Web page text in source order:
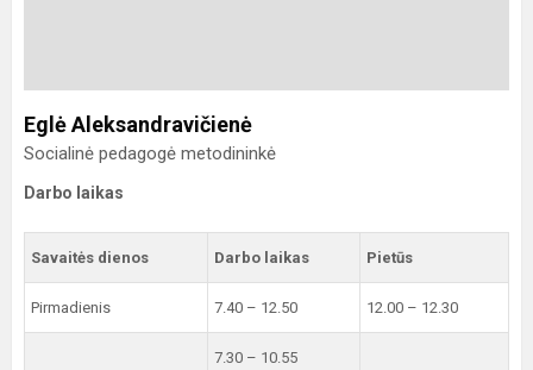
Eglė Aleksandravičienė
Socialinė pedagogė metodininkė
Darbo laikas
Savaitės dienos Darbo laikas Pietūs
Pirmadienis 7.40 – 12.50 12.00 – 12.30
7.30 – 10.55